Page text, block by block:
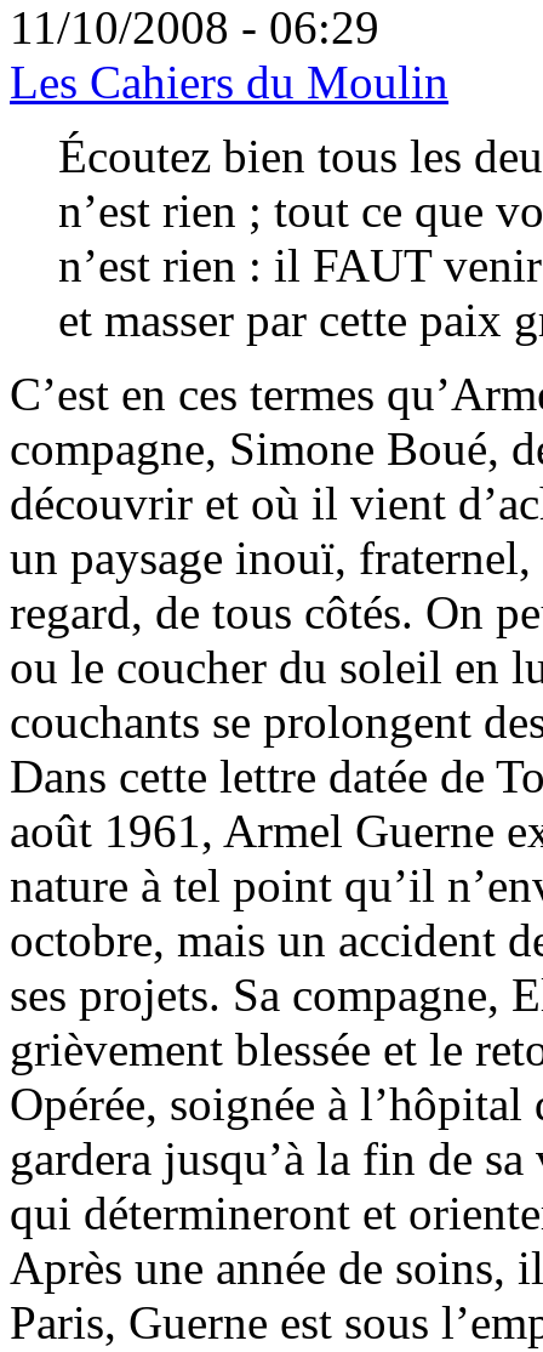
11/10/2008 - 06:29
Les Cahiers du Moulin
Écoutez bien tous les
n’est rien ; tout ce que
n’est rien : il FAUT
et masser par cette paix
C’est en ces termes
compagne, Simone Boué,
découvrir et où il vient
un paysage inouï,
regard, de tous côtés. On
ou le coucher du soleil en
couchants se prolongent
Dans cette lettre datée de
août 1961, Armel Guerne
nature à tel point qu’il
octobre, mais un accident
ses projets. Sa compagne,
grièvement blessée et le
Opérée, soignée à
gardera jusqu’à la fin de
qui détermineront et
Après une année de soins,
Paris, Guerne est sous